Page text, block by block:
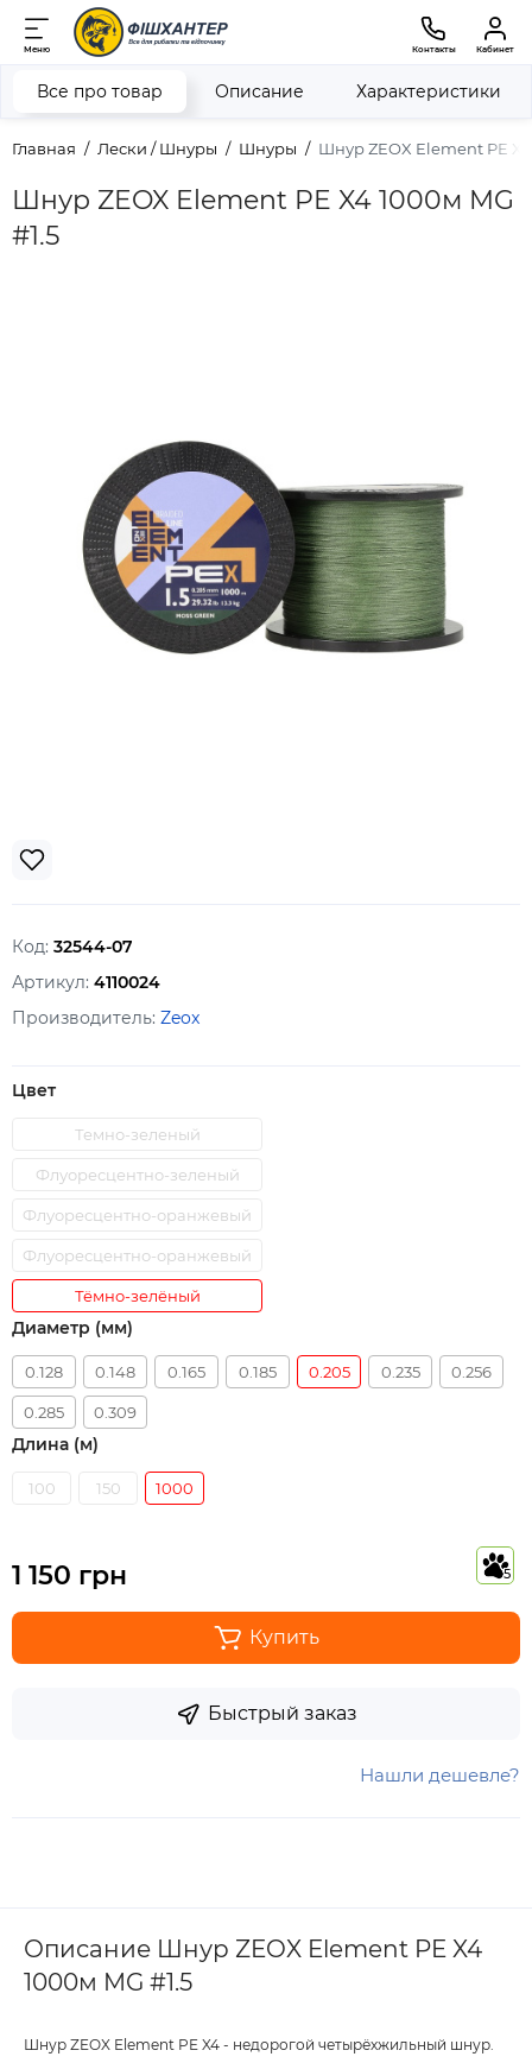
Меню Контакты Кабинет
Главная Лески / Шнуры Шнуры Шнур ZEOX Element PE
Шнур ZEOX Element PE X4 1000м MG
#1.5
Все про товар Описание Характеристики
Код: 32544-07
Артикул: 4110024
Производитель: Zeox
Цвет
Темно-зеленый
Флуоресцентно-зеленый
Флуоресцентно-оранжевый
Флуоресцентно-оранжевый
Тёмно-зелёный
Диаметр (мм)
0.128 0.148 0.165 0.185 0.205 0.235 0.256
0.285 0.309
Длина (м)
100 150 1000
1 150 грн 5
Купить
Быстрый заказ
Нашли дешевле?
Описание Шнур ZEOX Element PE X4
1000м MG #1.5
Шнур ZEOX Element PE X4 - недорогой четырёхжильный шнур.